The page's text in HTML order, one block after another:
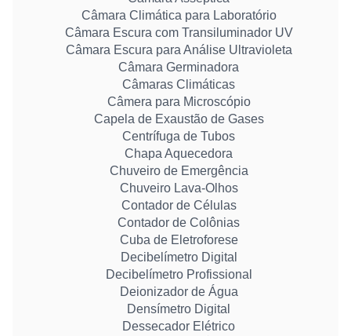
Câmara Climática para Laboratório
Câmara Escura com Transiluminador UV
Câmara Escura para Análise Ultravioleta
Câmara Germinadora
Câmaras Climáticas
Câmera para Microscópio
Capela de Exaustão de Gases
Centrífuga de Tubos
Chapa Aquecedora
Chuveiro de Emergência
Chuveiro Lava-Olhos
Contador de Células
Contador de Colônias
Cuba de Eletroforese
Decibelímetro Digital
Decibelímetro Profissional
Deionizador de Água
Densímetro Digital
Dessecador Elétrico